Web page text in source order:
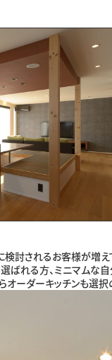
討されるお客様が増え
れる方、ミニマムな自
オーダーキッチンも選択